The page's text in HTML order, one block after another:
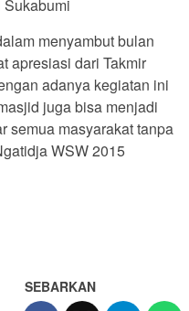
menyambut bulan
apresiasi dari Takmir
adanya kegiatan ini
juga bisa menjadi
semua masyarakat tanpa
WSW 2015
SEBARKAN